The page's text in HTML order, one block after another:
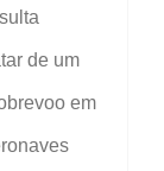
de um
em